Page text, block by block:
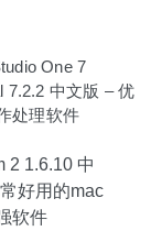
One 7
7.2.2 中文版 – 优
处理软件